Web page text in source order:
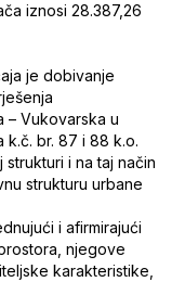
iznosi 28.387,26
je dobivanje
Vukovarska u
k.č. br. 87 i 88 k.o.
i na taj način
strukturu urbane
i afirmirajući
njegove
karakteristike,